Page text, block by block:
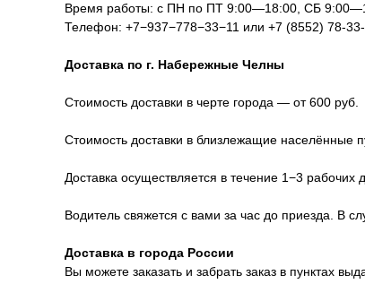
Время работы: с ПН по ПТ 9:00—18:00, СБ
Телефон: +7−937−778−33−11 или +7 (8552) 78-33-
Доставка по г. Набережные Челны
Стоимость доставки в черте города — от 600 руб.
Стоимость доставки в близлежащие населённые
Доставка осуществляется в течение 1−3 рабочих
Водитель свяжется с вами за час до приезда. В
Доставка в города России
Вы можете заказать и забрать заказ в пунктах